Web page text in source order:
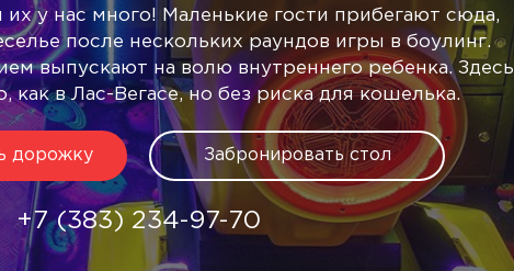
у нас много! Маленькие гости прибегают сюда,
после нескольких раундов игры в боулинг.
выпускают на волю внутреннего ребенка. Здесь
как в Лас-Вегасе, но без риска для кошелька.
дорожку Забронировать стол
+7 (383) 234-97-70